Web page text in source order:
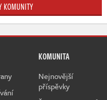
KOMUNITY
KOMUNITA
Nejnovější
příspěvky